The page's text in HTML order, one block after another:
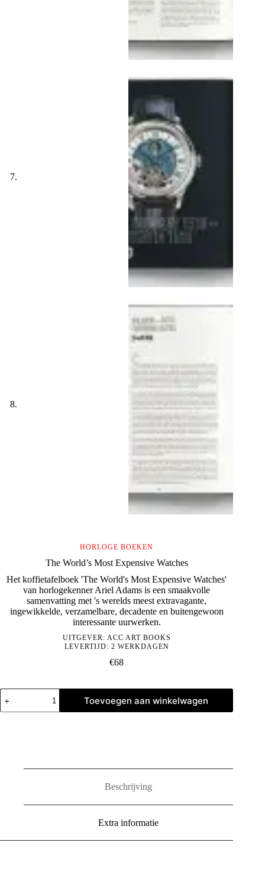
HORLOGE BOEKEN
The World’s Most Expensive Watches
Het koffietafelboek 'The World's Most Expensive Watches'
van horlogekenner Ariel Adams is een smaakvolle
samenvatting met 's werelds meest extravagante,
ingewikkelde, verzamelbare, decadente en buitengewoon
interessante uurwerken.
UITGEVER: ACC ART BOOKS
LEVERTIJD: 2 WERKDAGEN
€68
The
World's
Most
Toevoegen aan winkelwagen
Beschrijving
Extra informatie